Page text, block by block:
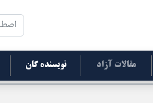
مقالات آزاد نویسنده گان